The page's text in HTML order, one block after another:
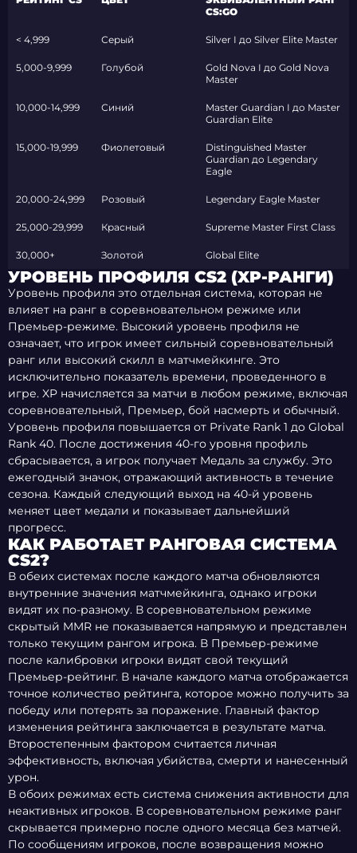
CS:GO
< 4,999 Серый Silver I до Silver Elite Master
5,000-9,999 Голубой
Gold Nova I до Gold Nova
Master
10,000-14,999 Синий
Master Guardian I до Master
Guardian Elite
15,000-19,999 Фиолетовый
Distinguished Master
Guardian до Legendary
Eagle
20,000-24,999 Розовый Legendary Eagle Master
25,000-29,999 Красный Supreme Master First Class
30,000+ Золотой Global Elite
УРОВЕНЬ ПРОФИЛЯ CS2 (XP-РАНГИ)
Уровень профиля это отдельная система, которая не
влияет на ранг в соревновательном режиме или
Премьер-режиме. Высокий уровень профиля не
означает, что игрок имеет сильный соревновательный
ранг или высокий скилл в матчмейкинге. Это
исключительно показатель времени, проведенного в
игре. XP начисляется за матчи в любом режиме, включая
соревновательный, Премьер, бой насмерть и обычный.
Уровень профиля повышается от Private Rank 1 до Global
Rank 40. После достижения 40-го уровня профиль
сбрасывается, а игрок получает Медаль за службу. Это
ежегодный значок, отражающий активность в течение
сезона. Каждый следующий выход на 40-й уровень
меняет цвет медали и показывает дальнейший
прогресс.
КАК РАБОТАЕТ РАНГОВАЯ СИСТЕМА
CS2?
В обеих системах после каждого матча обновляются
внутренние значения матчмейкинга, однако игроки
видят их по-разному. В соревновательном режиме
скрытый MMR не показывается напрямую и представлен
только текущим рангом игрока. В Премьер-режиме
после калибровки игроки видят свой текущий
Премьер-рейтинг. В начале каждого матча отображается
точное количество рейтинга, которое можно получить за
победу или потерять за поражение. Главный фактор
изменения рейтинга заключается в результате матча.
Второстепенным фактором считается личная
эффективность, включая убийства, смерти и нанесенный
урон.
В обоих режимах есть система снижения активности для
неактивных игроков. В соревновательном режиме ранг
скрывается примерно после одного месяца без матчей.
По сообщениям игроков, после возвращения можно